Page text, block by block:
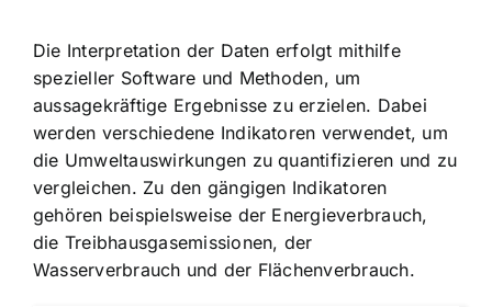
Die Interpretation der Daten erfolgt mithilfe
spezieller Software und Methoden, um
aussagekräftige Ergebnisse zu erzielen. Dabei
werden verschiedene Indikatoren verwendet, um
die Umweltauswirkungen zu quantifizieren und zu
vergleichen. Zu den gängigen Indikatoren
gehören beispielsweise der Energieverbrauch,
die Treibhausgasemissionen, der
Wasserverbrauch und der Flächenverbrauch.